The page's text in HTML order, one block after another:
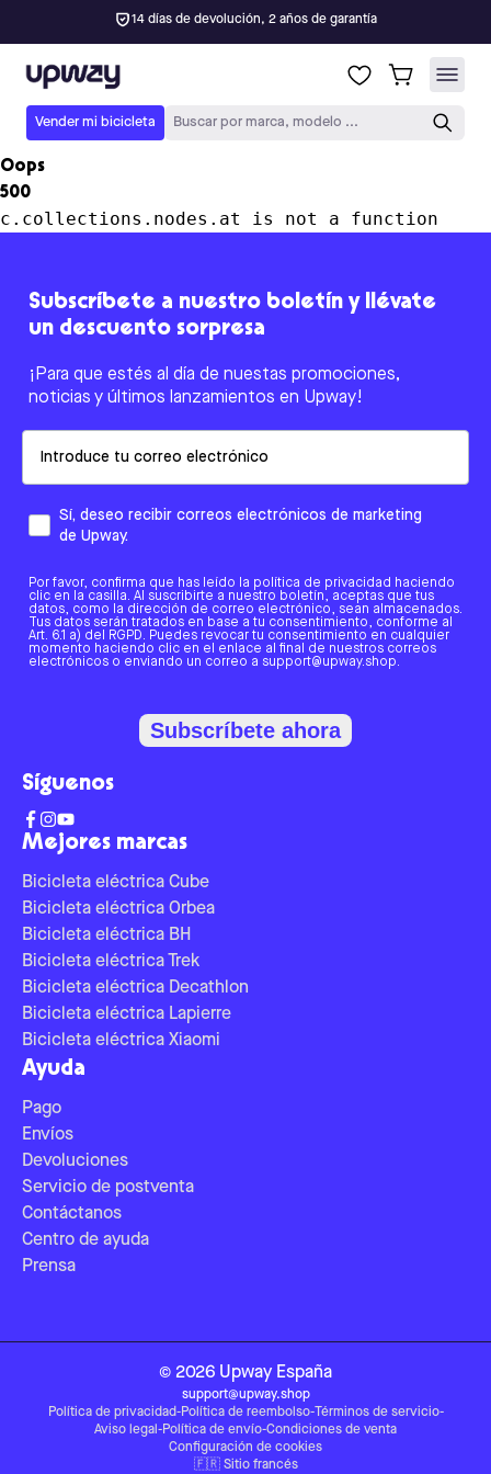
14 días de devolución, 2 años de garantía
Upway
Vender mi bicicleta Buscar por marca, modelo ...
Oops
500
c.collections.nodes.at is not a function
Mejores marcas
Bicicleta eléctrica Cube
Bicicleta eléctrica Orbea
Bicicleta eléctrica BH
Bicicleta eléctrica Trek
Bicicleta eléctrica Decathlon
Bicicleta eléctrica Lapierre
Bicicleta eléctrica Xiaomi
Ayuda
Pago
Envíos
Devoluciones
Servicio de postventa
Contáctanos
Centro de ayuda
Prensa
Subscríbete a nuestro boletín y llévate
un descuento sorpresa
¡Para que estés al día de nuestas promociones,
noticias y últimos lanzamientos en Upway!
Sí, deseo recibir correos electrónicos de marketing
de Upway.
Por favor, confirma que has leído la política de privacidad haciendo
clic en la casilla. Al suscribirte a nuestro boletín, aceptas que tus
datos, como la dirección de correo electrónico, sean almacenados.
Tus datos serán tratados en base a tu consentimiento, conforme al
Art. 6.1 a) del RGPD. Puedes revocar tu consentimiento en cualquier
momento haciendo clic en el enlace al final de nuestros correos
electrónicos o enviando un correo a support@upway.shop.
Subscríbete ahora
Síguenos
© 2026 Upway España
support@upway.shop
Política de privacidad-Política de reembolso-Términos de servicio-
Aviso legal -Política de envío-Condiciones de venta
Configuración de cookies
🇫🇷 Sitio francés